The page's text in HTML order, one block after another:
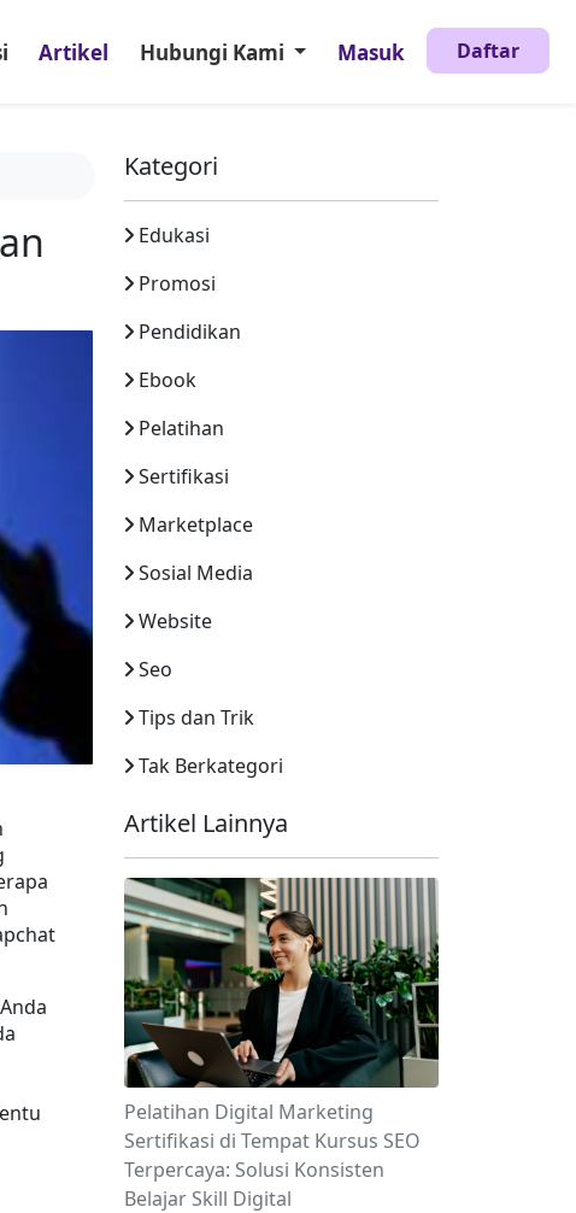
Artikel Hubungi Kami Masuk Daftar
Kategori
Edukasi
Promosi
Pendidikan
Ebook
Pelatihan
Sertifikasi
Marketplace
Sosial Media
Website
Seo
Tips dan Trik
Tak Berkategori
Artikel Lainnya
Pelatihan Digital Marketing
Sertifikasi di Tempat Kursus SEO
Terpercaya: Solusi Konsisten
Belajar Skill Digital